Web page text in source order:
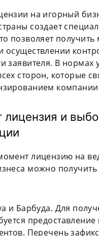
на игорный
создает
позволяет
осуществлении
заявителя. В нормах
сторон, которые
лицензия и
лицензию на
можно получить
и Барбуда. Для
предоставление
Перечень